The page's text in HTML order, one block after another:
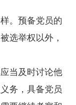
。预备党员的
选举权以外，
当及时讨论他
务，具备党员